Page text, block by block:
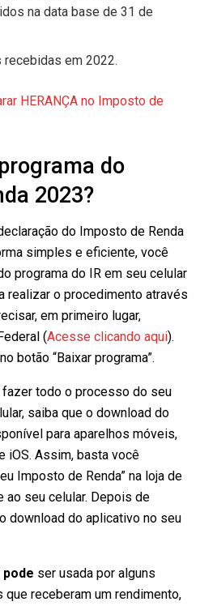
na data base de 31 de
em 2022.
HERANÇA no Imposto de
do
2023?
do Imposto de Renda
simples e eficiente, você
programa do IR em seu celular
realizar o procedimento através
em primeiro lugar,
(Acesse clicando aqui).
botão “Baixar programa”.
todo o processo do seu
saiba que o download do
para aparelhos móveis,
iOS. Assim, basta você
Imposto de Renda” na loja de
seu celular. Depois de
download do aplicativo no seu
pode ser usada por alguns
receberam um rendimento,